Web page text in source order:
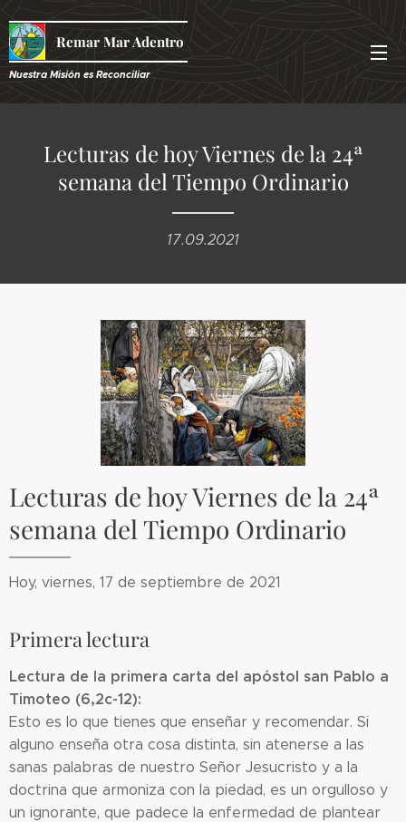
Remar Mar Adentro
Nuestra Misión es Reconciliar
Lecturas de hoy Viernes de la 24ª
semana del Tiempo Ordinario
17.09.2021
Lecturas de hoy Viernes de la 24ª
semana del Tiempo Ordinario
Hoy, viernes, 17 de septiembre de 2021
Primera lectura
Lectura de la primera carta del apóstol san Pablo a
Timoteo (6,2c-12):
Esto es lo que tienes que enseñar y recomendar. Si
alguno enseña otra cosa distinta, sin atenerse a las
sanas palabras de nuestro Señor Jesucristo y a la
doctrina que armoniza con la piedad, es un orgulloso y
un ignorante, que padece la enfermedad de plantear